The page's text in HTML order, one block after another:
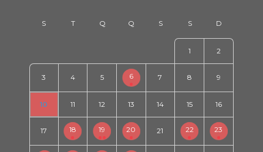
1 2
3 4 5 6 7 8 9
10 11 12 13 14 15 16
17 18 19 20 21 22 23